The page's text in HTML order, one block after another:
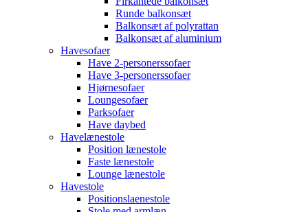
Runde balkonsæt
Balkonsæt af polyrattan
Balkonsæt af aluminium
Havesofaer
Have 2-personerssofaer
Have 3-personerssofaer
Hjørnesofaer
Loungesofaer
Parksofaer
Have daybed
Havelænestole
Position lænestole
Faste lænestole
Lounge lænestole
Havestole
Positionslaenestole